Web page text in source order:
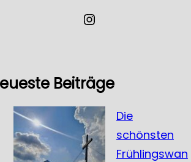
Instagram
Beiträge
Die
schönsten
Frühlingswan